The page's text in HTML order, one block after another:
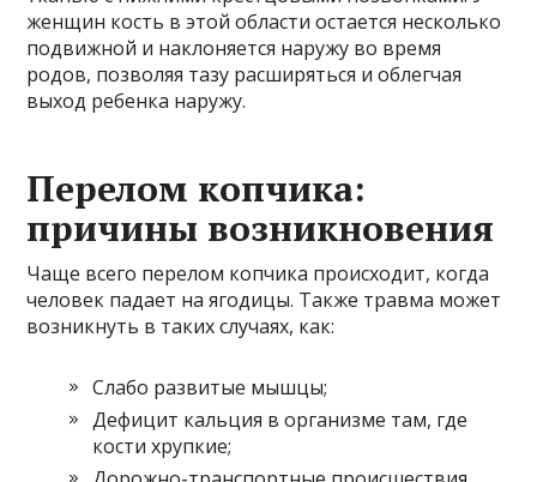
женщин кость в этой области остается несколько
подвижной и наклоняется наружу во время
родов, позволяя тазу расширяться и облегчая
выход ребенка наружу.
Перелом копчика:
причины возникновения
Чаще всего перелом копчика происходит, когда
человек падает на ягодицы. Также травма может
возникнуть в таких случаях, как:
Слабо развитые мышцы;
Дефицит кальция в организме там, где
кости хрупкие;